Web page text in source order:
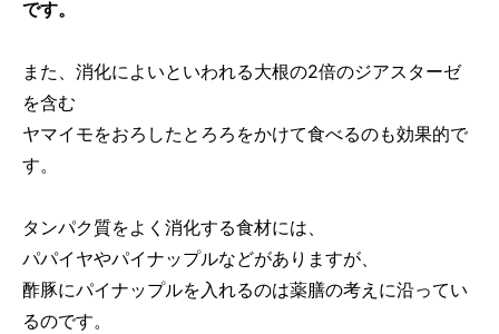
です。
また、消化によいといわれる大根の2倍のジアスターゼ
を含む
ヤマイモをおろしたとろろをかけて食べるのも効果的で
す。
タンパク質をよく消化する食材には、
パパイヤやパイナップルなどがありますが、
酢豚にパイナップルを入れるのは薬膳の考えに沿ってい
るのです。